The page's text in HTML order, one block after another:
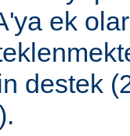
ek
destek